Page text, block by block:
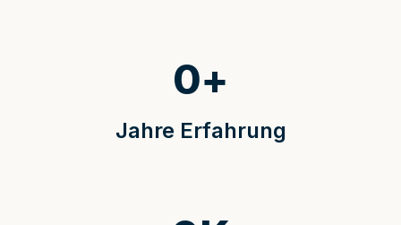
Jahre Erfahrung
0+